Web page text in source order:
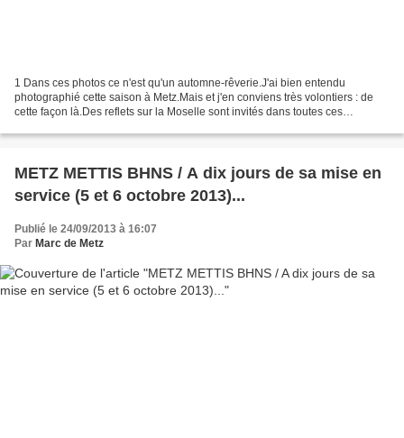
1 Dans ces photos ce n'est qu'un automne-rêverie.J'ai bien entendu
photographié cette saison à Metz.Mais et j'en conviens très volontiers : de
cette façon là.Des reflets sur la Moselle sont invités dans toutes ces
METZ METTIS BHNS / A dix jours de sa mise en
service (5 et 6 octobre 2013)...
Publié le 24/09/2013 à 16:07
Par Marc de Metz